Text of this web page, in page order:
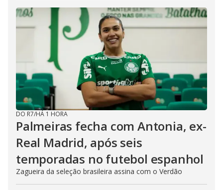
DO R7/HÁ 1 HORA
Palmeiras fecha com Antonia, ex-
Real Madrid, após seis
temporadas no futebol espanhol
Zagueira da seleção brasileira assina com o Verdão